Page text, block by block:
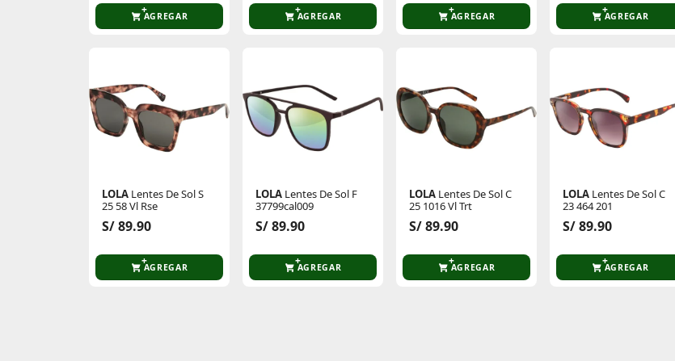
AGREGAR AGREGAR AGREGAR AGREGAR
LOLALentes De Sol S
25 58 Vl Rse
S/ 89.90
AGREGAR
LOLALentes De Sol F
37799cal009
S/ 89.90
AGREGAR
LOLALentes De Sol C
25 1016 Vl Trt
S/ 89.90
AGREGAR
LOLALentes De Sol C
23 464 201
S/ 89.90
AGREGAR